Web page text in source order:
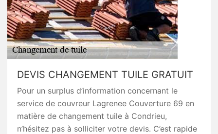
DEVIS CHANGEMENT TUILE GRATUIT
Pour un surplus d’information concernant le
service de couvreur Lagrenee Couverture 69 en
matière de changement tuile à Condrieu,
n’hésitez pas à solliciter votre devis. C’est rapide